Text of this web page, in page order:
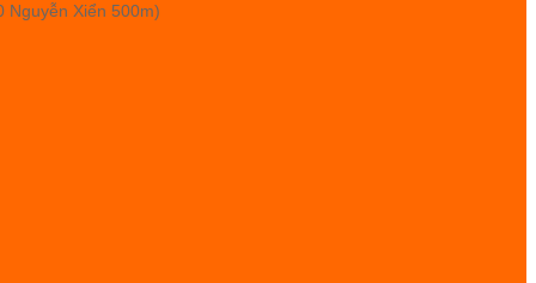
Nguyễn Xiển 500m)